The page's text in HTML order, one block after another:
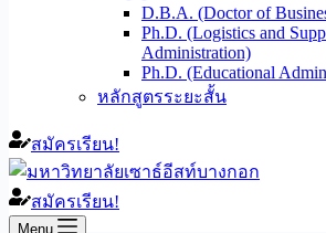
D.B.A. (Doctor of
Ph.D. (Logistics and
Administration)
Ph.D. (Educational
หลักสูตรระยะสั้น
สมัครเรียน!
สมัครเรียน!
Menu